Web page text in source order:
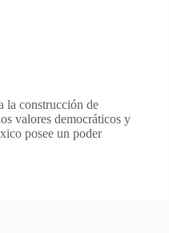
la construcción de
valores democráticos y
posee un poder